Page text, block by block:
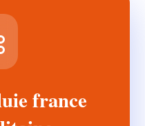
france